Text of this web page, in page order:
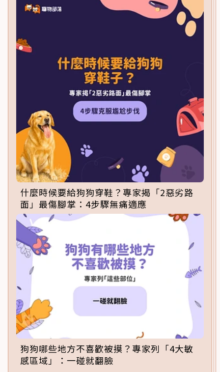
什麼時候要給狗狗穿鞋？專家揭「2惡劣路
面」最傷腳掌：4步驟無痛適應
狗狗哪些地方不喜歡被摸？專家列「4大敏
感區域」：一碰就翻臉